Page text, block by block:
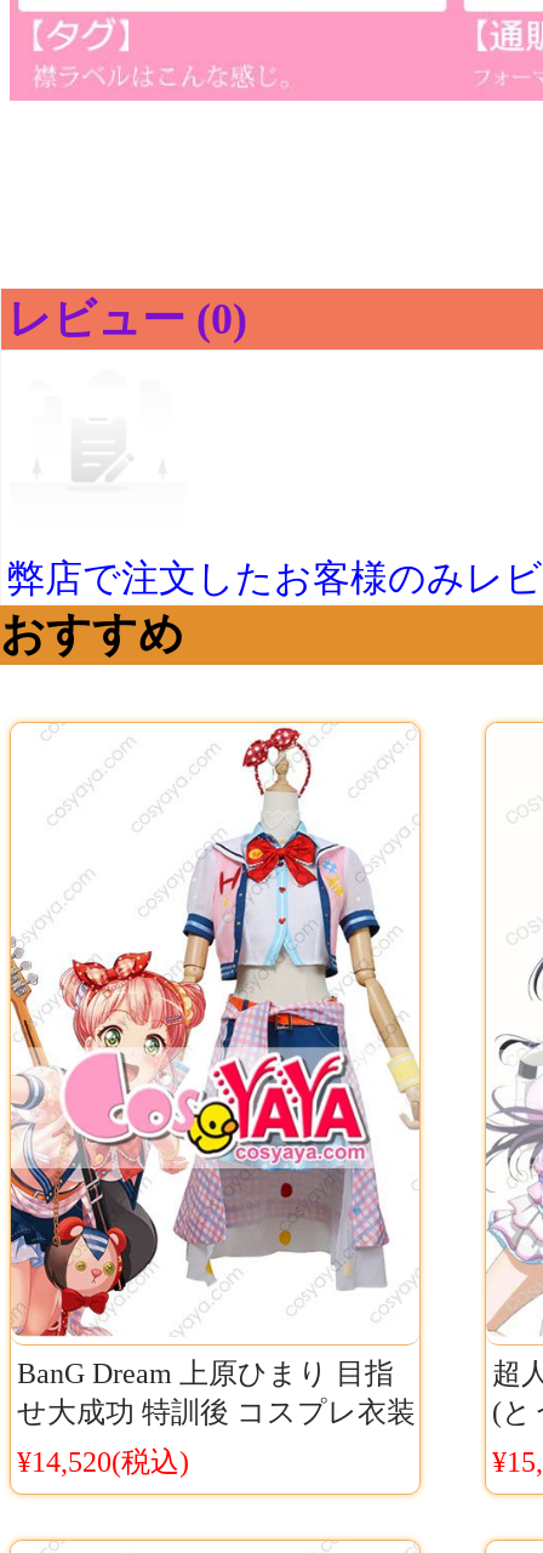
レビュー (0)
弊店で注文したお客様のみレ
おすすめ
BanG Dream 上原ひまり 目指
せ大成功 特訓後 コスプレ衣装
バンドリ！ガルパ Afterglow
★4 ひまり
¥14,520(税込)
超
(と
レ